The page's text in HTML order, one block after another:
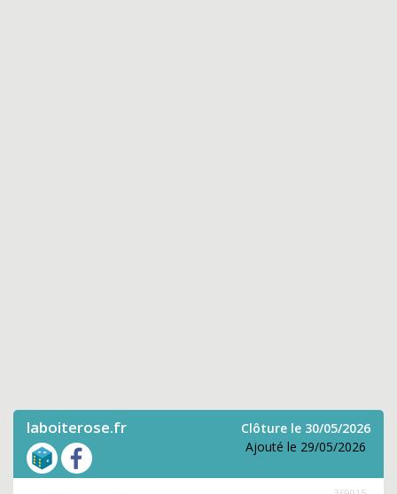
laboiterose.fr
Clôture le 30/05/2026
Ajouté le 29/05/2026